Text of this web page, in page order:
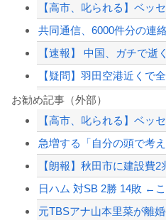
【速報】 中国、ガチで逝く
お勧め記事（外部）